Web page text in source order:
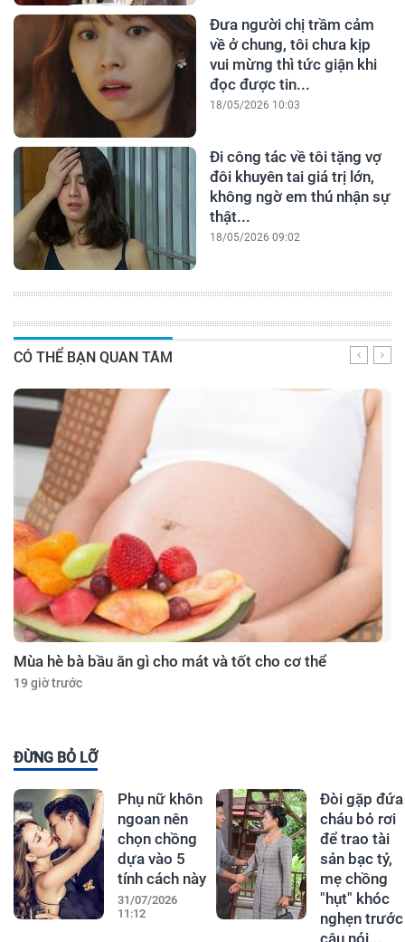
Đưa người chị trầm cảm
về ở chung, tôi chưa kịp
vui mừng thì tức giận khi
đọc được tin...
18/05/2026 10:03
Đi công tác về tôi tặng vợ
đôi khuyên tai giá trị lớn,
không ngờ em thú nhận sự
thật...
18/05/2026 09:02
CÓ THỂ BẠN QUAN TÂM
Mùa hè bà bầu ăn gì cho mát và tốt cho cơ thể
19 giờ trước
ĐỪNG BỎ LỠ
Phụ nữ khôn
ngoan nên
chọn chồng
dựa vào 5
tính cách này
31/07/2026
11:12
Đòi gặp đứa
cháu bỏ rơi
để trao tài
sản bạc tỷ,
mẹ chồng
"hụt" khóc
nghẹn trước
câu nói...